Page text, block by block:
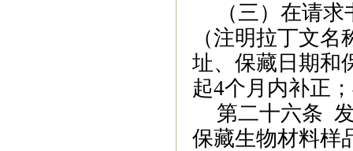
（三）在请
（注明拉丁文
址、保藏日期和
起4个月内补正
第二十六条
保藏生物材料样